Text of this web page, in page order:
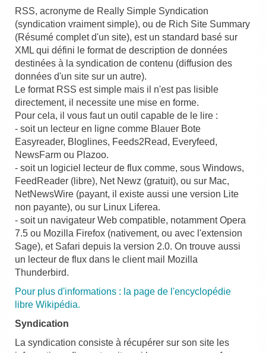
RSS, acronyme de Really Simple Syndication
(syndication vraiment simple), ou de Rich Site Summary
(Résumé complet d'un site), est un standard basé sur
XML qui défini le format de description de données
destinées à la syndication de contenu (diffusion des
données d'un site sur un autre).
Le format RSS est simple mais il n'est pas lisible
directement, il necessite une mise en forme.
Pour cela, il vous faut un outil capable de le lire :
- soit un lecteur en ligne comme Blauer Bote
Easyreader, Bloglines, Feeds2Read, Everyfeed,
NewsFarm ou Plazoo.
- soit un logiciel lecteur de flux comme, sous Windows,
FeedReader (libre), Net Newz (gratuit), ou sur Mac,
NetNewsWire (payant, il existe aussi une version Lite
non payante), ou sur Linux Liferea.
- soit un navigateur Web compatible, notamment Opera
7.5 ou Mozilla Firefox (nativement, ou avec l'extension
Sage), et Safari depuis la version 2.0. On trouve aussi
un lecteur de flux dans le client mail Mozilla
Thunderbird.
Pour plus d'informations : la page de l'encyclopédie
libre Wikipédia.
Syndication
La syndication consiste à récupérer sur son site les